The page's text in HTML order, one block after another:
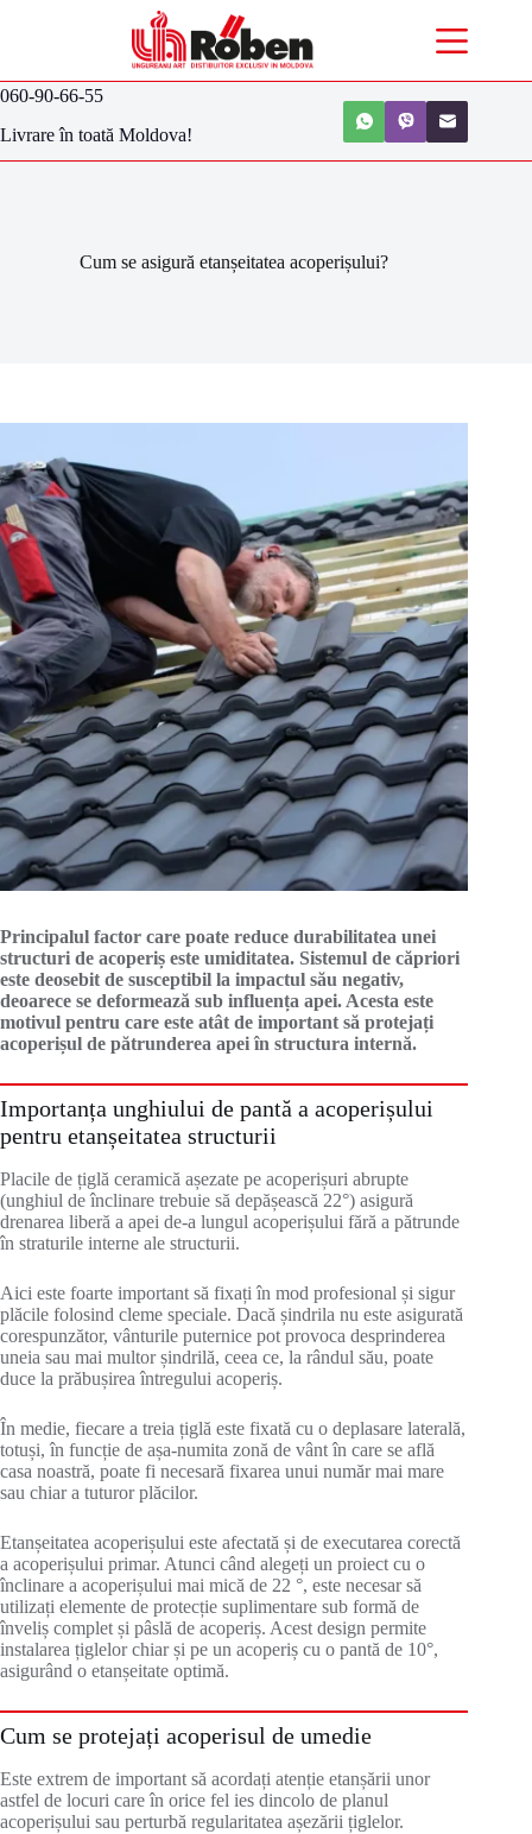
060-90-66-55
Livrare în toată Moldova!
Cum se asigură etanșeitatea acoperișului?
Principalul factor care poate reduce durabilitatea unei
structuri de acoperiș este umiditatea. Sistemul de căpriori
este deosebit de susceptibil la impactul său negativ,
deoarece se deformează sub influența apei. Acesta este
motivul pentru care este atât de important să protejați
acoperișul de pătrunderea apei în structura internă.
Importanța unghiului de pantă a acoperișului
pentru etanșeitatea structurii
Placile de țiglă ceramică așezate pe acoperișuri abrupte
(unghiul de înclinare trebuie să depășească 22°) asigură
drenarea liberă a apei de-a lungul acoperișului fără a pătrunde
în straturile interne ale structurii.
Aici este foarte important să fixați în mod profesional și sigur
plăcile folosind cleme speciale. Dacă șindrila nu este asigurată
corespunzător, vânturile puternice pot provoca desprinderea
uneia sau mai multor șindrilă, ceea ce, la rândul său, poate
duce la prăbușirea întregului acoperiș.
În medie, fiecare a treia țiglă este fixată cu o deplasare laterală,
totuși, în funcție de așa-numita zonă de vânt în care se află
casa noastră, poate fi necesară fixarea unui număr mai mare
sau chiar a tuturor plăcilor.
Etanșeitatea acoperișului este afectată și de executarea corectă
a acoperișului primar. Atunci când alegeți un proiect cu o
înclinare a acoperișului mai mică de 22 °, este necesar să
utilizați elemente de protecție suplimentare sub formă de
înveliș complet și pâslă de acoperiș. Acest design permite
instalarea țiglelor chiar și pe un acoperiș cu o pantă de 10°,
asigurând o etanșeitate optimă.
Cum se protejați acoperisul de umedie
Este extrem de important să acordați atenție etanșării unor
astfel de locuri care în orice fel ies dincolo de planul
acoperișului sau perturbă regularitatea așezării țiglelor.